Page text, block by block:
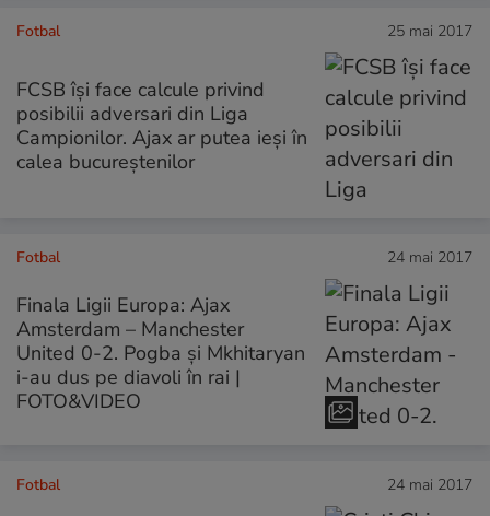
Fotbal 25 mai 2017
FCSB își face calcule privind
posibilii adversari din Liga
Campionilor. Ajax ar putea ieși în
calea bucureștenilor
Fotbal 24 mai 2017
Finala Ligii Europa: Ajax
Amsterdam – Manchester
United 0-2. Pogba și Mkhitaryan
i-au dus pe diavoli în rai |
FOTO&VIDEO
Fotbal 24 mai 2017